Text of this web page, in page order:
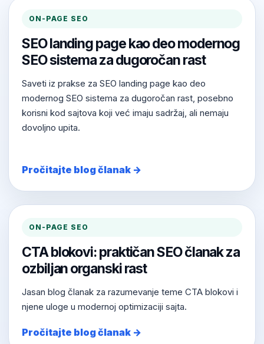
ON-PAGE SEO
SEO landing page kao deo modernog
SEO sistema za dugoročan rast
Saveti iz prakse za SEO landing page kao deo
modernog SEO sistema za dugoročan rast, posebno
korisni kod sajtova koji već imaju sadržaj, ali nemaju
dovoljno upita.
Pročitajte blog članak →
ON-PAGE SEO
CTA blokovi: praktičan SEO članak za
ozbiljan organski rast
Jasan blog članak za razumevanje teme CTA blokovi i
njene uloge u modernoj optimizaciji sajta.
Pročitajte blog članak →